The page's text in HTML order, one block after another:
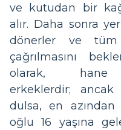
ve kutudan bir
alır. Daha sonra
dönerler ve tüm
çağrılmasını
olarak, hane
erkeklerdir; ancak
dulsa, en
oğlu 16 yaşına